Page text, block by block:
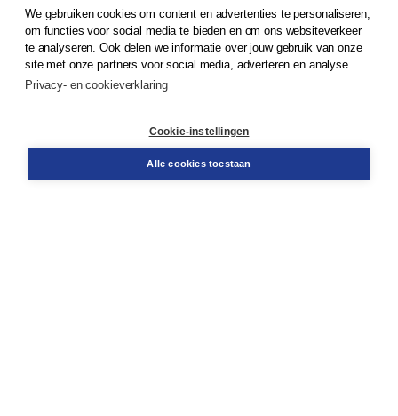
© 2026Koninklijke Boom uitgevers
Klantenservice
Service & informatie
Contact
We gebruiken cookies om content en advertenties te personaliseren,
om functies voor social media te bieden en om ons websiteverkeer
te analyseren. Ook delen we informatie over jouw gebruik van onze
site met onze partners voor social media, adverteren en analyse.
Privacy- en cookieverklaring
Cookie-instellingen
Alle cookies toestaan